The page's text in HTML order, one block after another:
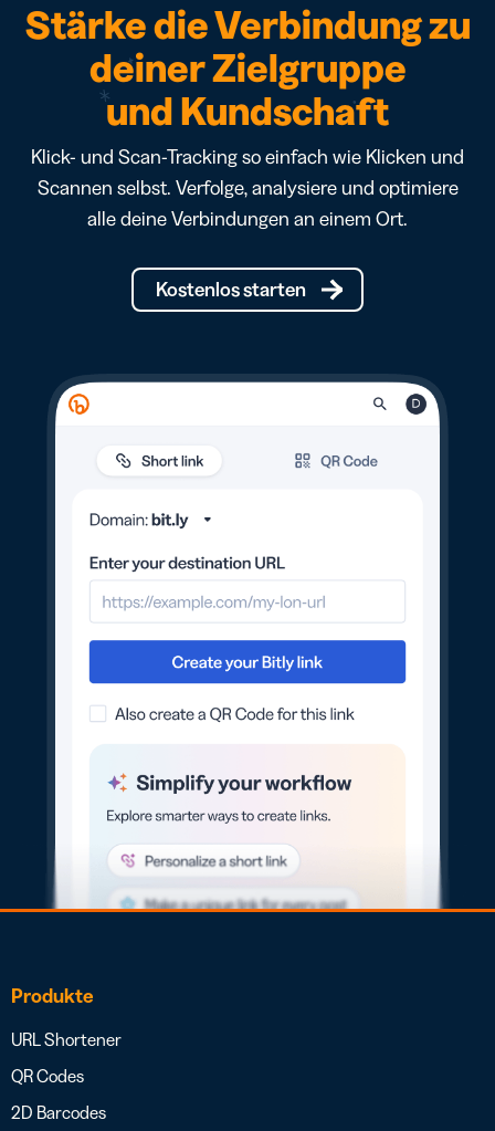
Stärke die Verbindung zu
deiner Zielgruppe
und Kundschaft
Klick- und Scan-Tracking so einfach wie Klicken und
Scannen selbst. Verfolge, analysiere und optimiere
alle deine Verbindungen an einem Ort.
Kostenlos starten
Produkte
URL Shortener
QR Codes
2D Barcodes